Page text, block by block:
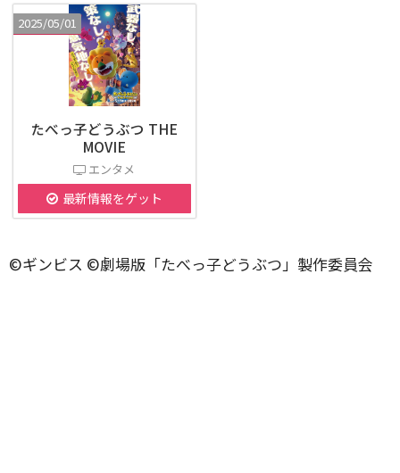
2025/05/01
たべっ子どうぶつ THE
MOVIE
エンタメ
最新情報をゲット
©️ギンビス ©️劇場版「たべっ子どうぶつ」製作委員会